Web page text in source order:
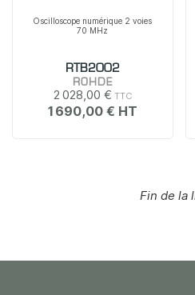
Oscilloscope numérique 2 voies
70 MHz
RTB2002
ROHDE
2 028,00 €
1 690,00 €
Fin de la